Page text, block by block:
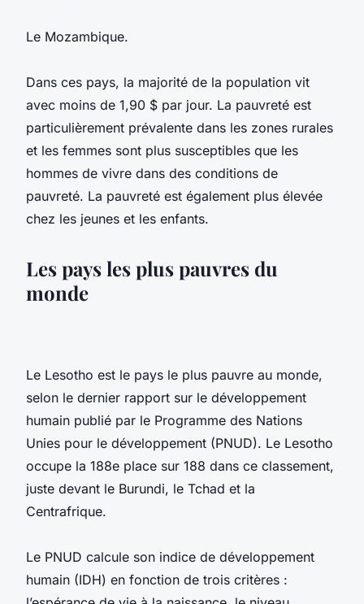
Le Mozambique.
Dans ces pays, la majorité de la population vit
avec moins de 1,90 $ par jour. La pauvreté est
particulièrement prévalente dans les zones rurales
et les femmes sont plus susceptibles que les
hommes de vivre dans des conditions de
pauvreté. La pauvreté est également plus élevée
chez les jeunes et les enfants.
Les pays les plus pauvres du
monde
Le Lesotho est le pays le plus pauvre au monde,
selon le dernier rapport sur le développement
humain publié par le Programme des Nations
Unies pour le développement (PNUD). Le Lesotho
occupe la 188e place sur 188 dans ce classement,
juste devant le Burundi, le Tchad et la
Centrafrique.
Le PNUD calcule son indice de développement
humain (IDH) en fonction de trois critères :